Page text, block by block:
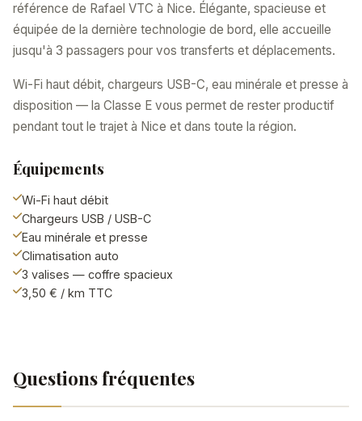
référence de Rafael VTC à Nice. Élégante, spacieuse et
équipée de la dernière technologie de bord, elle accueille
jusqu'à 3 passagers pour vos transferts et déplacements.
Wi-Fi haut débit, chargeurs USB-C, eau minérale et presse à
disposition — la Classe E vous permet de rester productif
pendant tout le trajet à Nice et dans toute la région.
Équipements
Wi-Fi haut débit
Chargeurs USB / USB-C
Eau minérale et presse
Climatisation auto
3 valises — coffre spacieux
3,50 € / km TTC
Questions fréquentes